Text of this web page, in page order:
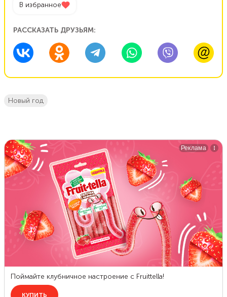
В избранное
РАССКАЗАТЬ ДРУЗЬЯМ:
новый год